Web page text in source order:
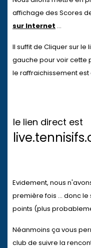
affichage des Scores
sur Internet ...
Il suffit de Cliquer sur le
gauche pour voir cette
le raffraichissement
le lien direct est
Evidement, nous
première fois ... donc
points (plus
Néanmoins ça vous
club de suivre la